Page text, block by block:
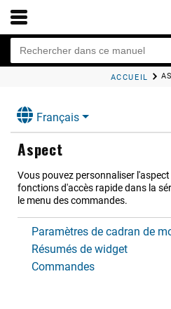
ACCUEIL
Français
Aspect
Vous pouvez personnaliser
fonctions d'accès rapide dans la
le menu des commandes.
Paramètres de cadran de
Résumés de widget
Commandes